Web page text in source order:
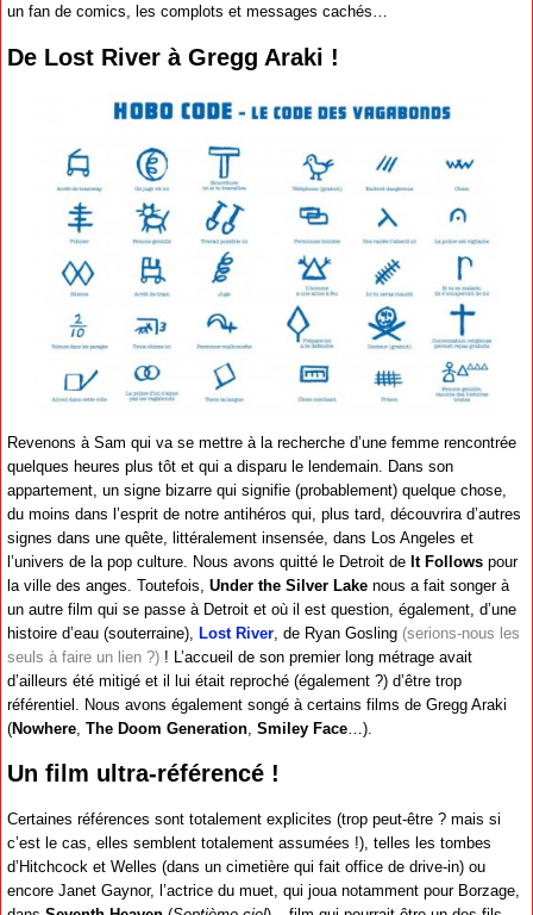
un fan de comics, les complots et messages cachés…
De Lost River à Gregg Araki !
Revenons à Sam qui va se mettre à la recherche d’une femme rencontrée
quelques heures plus tôt et qui a disparu le lendemain. Dans son
appartement, un signe bizarre qui signifie (probablement) quelque chose,
du moins dans l’esprit de notre antihéros qui, plus tard, découvrira d’autres
signes dans une quête, littéralement insensée, dans Los Angeles et
l’univers de la pop culture. Nous avons quitté le Detroit de It Follows pour
la ville des anges. Toutefois, Under the Silver Lake nous a fait songer à
un autre film qui se passe à Detroit et où il est question, également, d’une
histoire d’eau (souterraine), Lost River , de Ryan Gosling (serions-nous les
seuls à faire un lien ?) ! L’accueil de son premier long métrage avait
d’ailleurs été mitigé et il lui était reproché (également ?) d’être trop
référentiel. Nous avons également songé à certains films de Gregg Araki
(Nowhere The Doom Generation Smiley Face …).
Un film ultra-référencé !
Certaines références sont totalement explicites (trop peut-être ? mais si
c’est le cas, elles semblent totalement assumées !), telles les tombes
d’Hitchcock et Welles (dans un cimetière qui fait office de drive-in) ou
encore Janet Gaynor, l’actrice du muet, qui joua notamment pour Borzage,